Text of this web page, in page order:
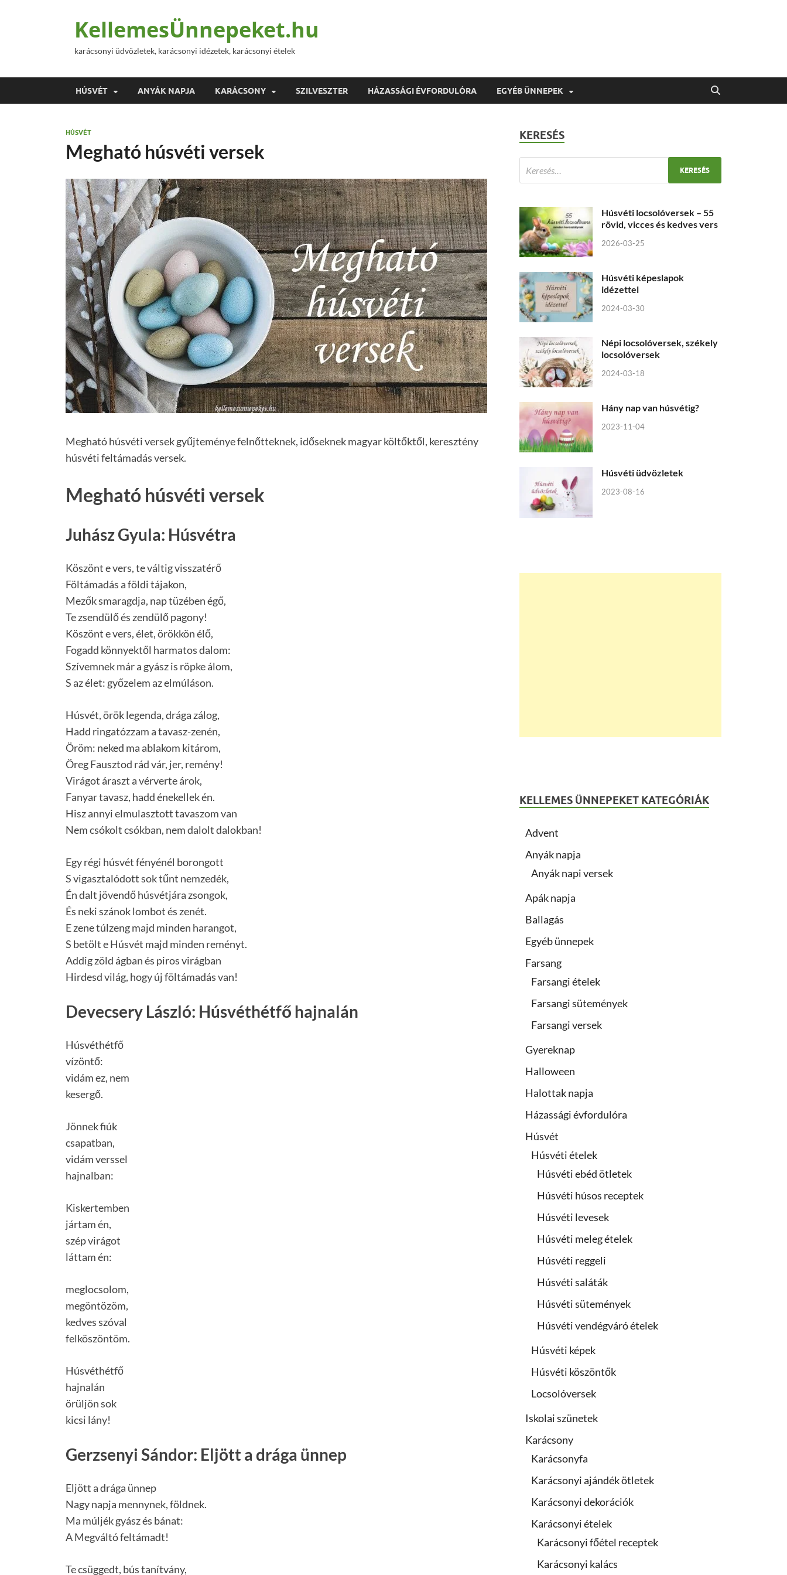
KellemesÜnnepeket.hu
karácsonyi üdvözletek, karácsonyi idézetek, karácsonyi ételek
HÚSVÉT ANYÁK NAPJA KARÁCSONY SZILVESZTER HÁZASSÁGI ÉVFORDULÓRA EGYÉB ÜNNEPEK
HÚSVÉT
Megható húsvéti versek
Megható húsvéti versek gyűjteménye felnőtteknek, időseknek magyar költőktől, keresztény
húsvéti feltámadás versek.
Megható húsvéti versek
Juhász Gyula: Húsvétra
Köszönt e vers, te váltig visszatérő
Föltámadás a földi tájakon,
Mezők smaragdja, nap tüzében égő,
Te zsendülő és zendülő pagony!
Köszönt e vers, élet, örökkön élő,
Fogadd könnyektől harmatos dalom:
Szívemnek már a gyász is röpke álom,
S az élet: győzelem az elmúláson.
Húsvét, örök legenda, drága zálog,
Hadd ringatózzam a tavasz-zenén,
Öröm: neked ma ablakom kitárom,
Öreg Fausztod rád vár, jer, remény!
Virágot áraszt a vérverte árok,
Fanyar tavasz, hadd énekellek én.
Hisz annyi elmulasztott tavaszom van
Nem csókolt csókban, nem dalolt dalokban!
Egy régi húsvét fényénél borongott
S vigasztalódott sok tűnt nemzedék,
Én dalt jövendő húsvétjára zsongok,
És neki szánok lombot és zenét.
E zene túlzeng majd minden harangot,
S betölt e Húsvét majd minden reményt.
Addig zöld ágban és piros virágban
Hirdesd világ, hogy új föltámadás van!
Devecsery László: Húsvéthétfő hajnalán
Húsvéthétfő
vízöntő:
vidám ez, nem
kesergő.
Jönnek fiúk
csapatban,
vidám verssel
hajnalban:
Kiskertemben
jártam én,
szép virágot
láttam én:
meglocsolom,
megöntözöm,
kedves szóval
felköszöntöm.
Húsvéthétfő
hajnalán
örüljön sok
kicsi lány!
Gerzsenyi Sándor: Eljött a drága ünnep
Eljött a drága ünnep
Nagy napja mennynek, földnek.
Ma múljék gyász és bánat:
A Megváltó feltámadt!
Te csüggedt, bús tanítvány,
KERESÉS
Húsvéti locsolóversek – 55
rövid, vicces és kedves vers
2026-03-25
Húsvéti képeslapok
idézettel
2024-03-30
Népi locsolóversek, székely
locsolóversek
2024-03-18
Hány nap van húsvétig?
2023-11-04
Húsvéti üdvözletek
2023-08-16
KELLEMES ÜNNEPEKET KATEGÓRIÁK
Advent
Anyák napja
Anyák napi versek
Apák napja
Ballagás
Egyéb ünnepek
Farsang
Farsangi ételek
Farsangi sütemények
Farsangi versek
Gyereknap
Halloween
Halottak napja
Házassági évfordulóra
Húsvét
Húsvéti ételek
Húsvéti ebéd ötletek
Húsvéti húsos receptek
Húsvéti levesek
Húsvéti meleg ételek
Húsvéti reggeli
Húsvéti saláták
Húsvéti sütemények
Húsvéti vendégváró ételek
Húsvéti képek
Húsvéti köszöntők
Locsolóversek
Iskolai szünetek
Karácsony
Karácsonyfa
Karácsonyi ajándék ötletek
Karácsonyi dekorációk
Karácsonyi ételek
Karácsonyi főétel receptek
Karácsonyi kalács